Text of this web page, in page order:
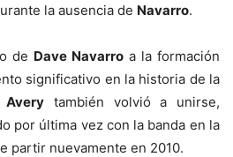
la ausencia de Navarro.
de Dave Navarro a la formación
significativo en la historia de la
Avery también volvió a unirse,
por última vez con la banda en la
partir nuevamente en 2010.